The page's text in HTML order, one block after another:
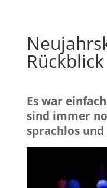
Rückblick
Es war
sind immer
sprachlos